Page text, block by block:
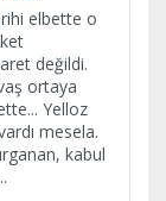
elbette o
değildi.
ortaya
Yelloz
mesela.
kabul